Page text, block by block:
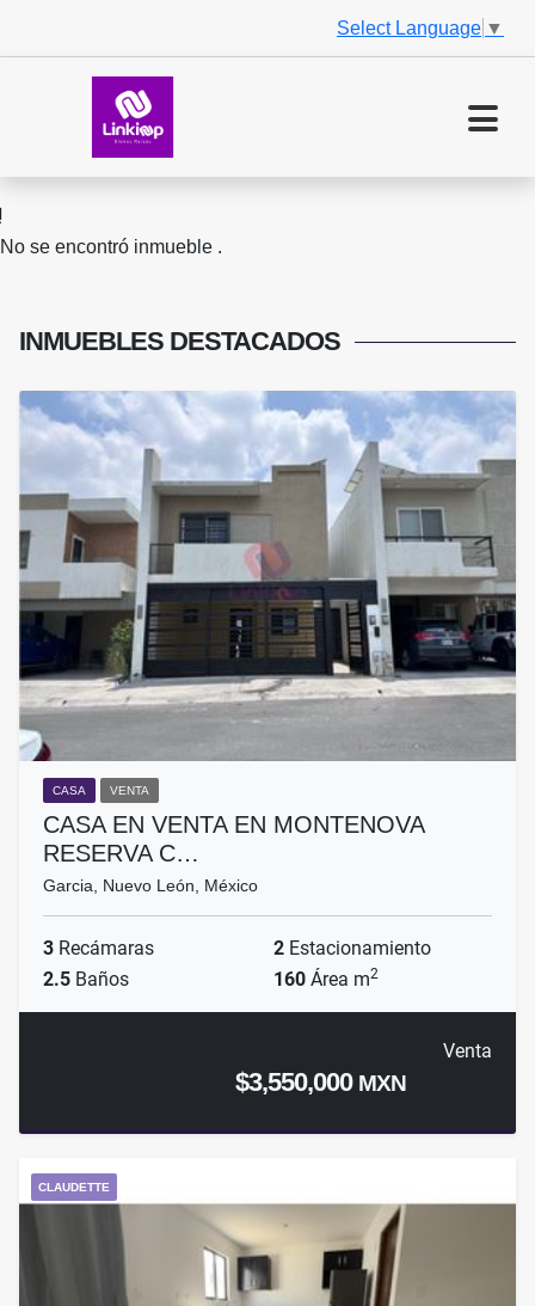
Select Language ▼
No se encontró inmueble .
INMUEBLES DESTACADOS
CASA VENTA
CASA EN VENTA EN MONTENOVA
RESERVA C…
Garcia, Nuevo León, México
3 Recámaras 2 Estacionamiento
2.5 Baños 160 Área m2
Venta
$3,550,000 MXN
CLAUDETTE